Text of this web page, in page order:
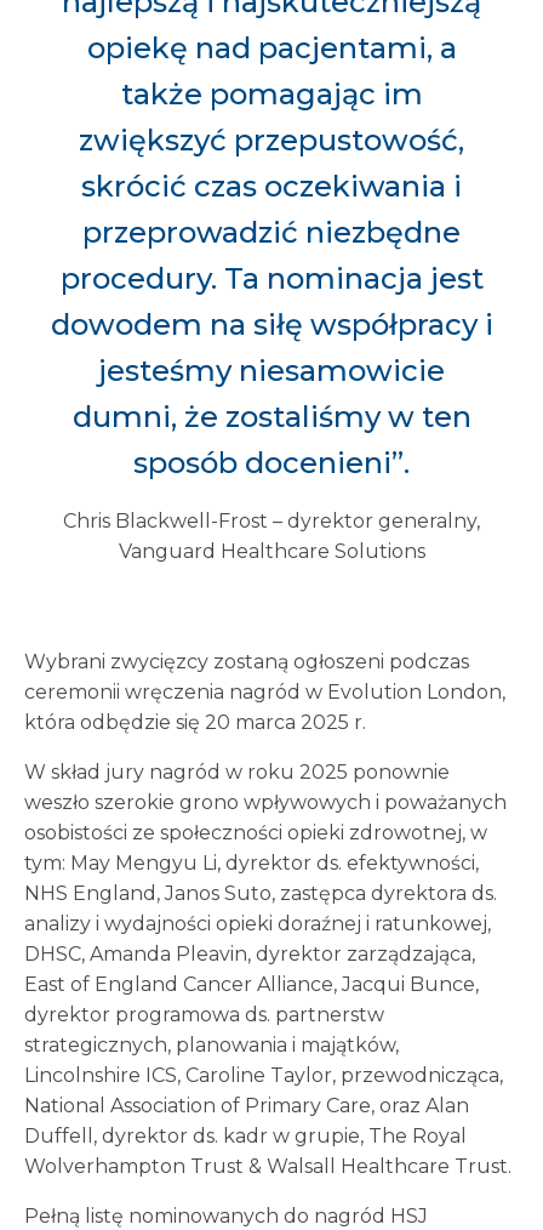
opiekę nad pacjentami, a
także pomagając im
zwiększyć przepustowość,
skrócić czas oczekiwania i
przeprowadzić niezbędne
procedury. Ta nominacja jest
dowodem na siłę współpracy i
jesteśmy niesamowicie
dumni, że zostaliśmy w ten
sposób docenieni”.
Chris Blackwell-Frost – dyrektor generalny,
Vanguard Healthcare Solutions
Wybrani zwycięzcy zostaną ogłoszeni podczas
ceremonii wręczenia nagród w Evolution London,
która odbędzie się 20 marca 2025 r.
W skład jury nagród w roku 2025 ponownie
weszło szerokie grono wpływowych i poważanych
osobistości ze społeczności opieki zdrowotnej, w
tym: May Mengyu Li, dyrektor ds. efektywności,
NHS England, Janos Suto, zastępca dyrektora ds.
analizy i wydajności opieki doraźnej i ratunkowej,
DHSC, Amanda Pleavin, dyrektor zarządzająca,
East of England Cancer Alliance, Jacqui Bunce,
dyrektor programowa ds. partnerstw
strategicznych, planowania i majątków,
Lincolnshire ICS, Caroline Taylor, przewodnicząca,
National Association of Primary Care, oraz Alan
Duffell, dyrektor ds. kadr w grupie, The Royal
Wolverhampton Trust & Walsall Healthcare Trust.
Pełną listę nominowanych do nagród HSJ